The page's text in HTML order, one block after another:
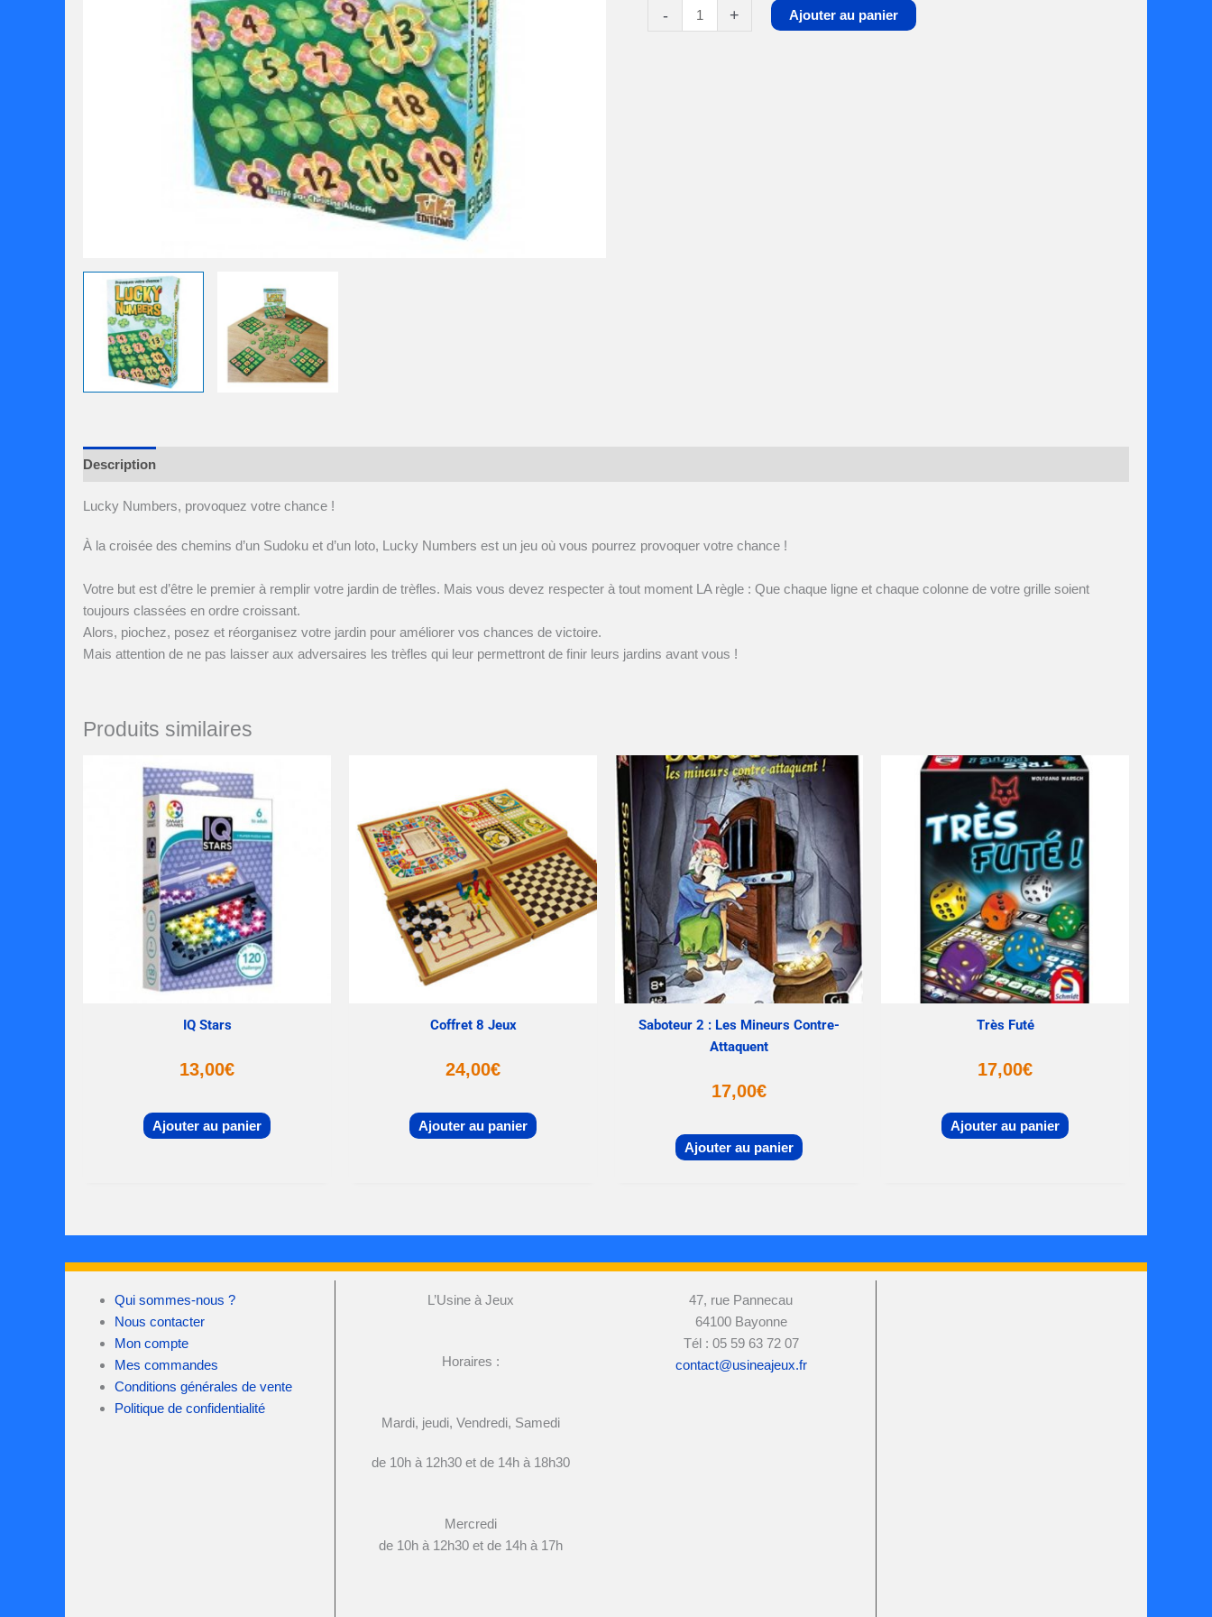
- + Ajouter au panier
Description
Lucky Numbers, provoquez votre chance !
À la croisée des chemins d’un Sudoku et d’un loto, Lucky Numbers est un jeu où vous pourrez provoquer votre chance !
Votre but est d’être le premier à remplir votre jardin de trèfles. Mais vous devez respecter à tout moment LA règle : Que chaque ligne et chaque colonne de votre grille soient
toujours classées en ordre croissant.
Alors, piochez, posez et réorganisez votre jardin pour améliorer vos chances de victoire.
Mais attention de ne pas laisser aux adversaires les trèfles qui leur permettront de finir leurs jardins avant vous !
Produits similaires
IQ Stars
13,00€
Ajouter au panier
Coffret 8 Jeux
24,00€
Ajouter au panier
Saboteur 2 : Les Mineurs Contre-
Attaquent
17,00€
Ajouter au panier
Très Futé
17,00€
Ajouter au panier
Qui sommes-nous ?
Nous contacter
Mon compte
Mes commandes
Conditions générales de vente
Politique de confidentialité
L’Usine à Jeux
Horaires :
Mardi, jeudi, Vendredi, Samedi
de 10h à 12h30 et de 14h à 18h30
Mercredi
de 10h à 12h30 et de 14h à 17h
47, rue Pannecau
64100 Bayonne
Tél : 05 59 63 72 07
contact@usineajeux.fr